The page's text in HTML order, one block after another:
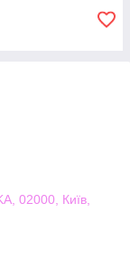
02000, Київ,